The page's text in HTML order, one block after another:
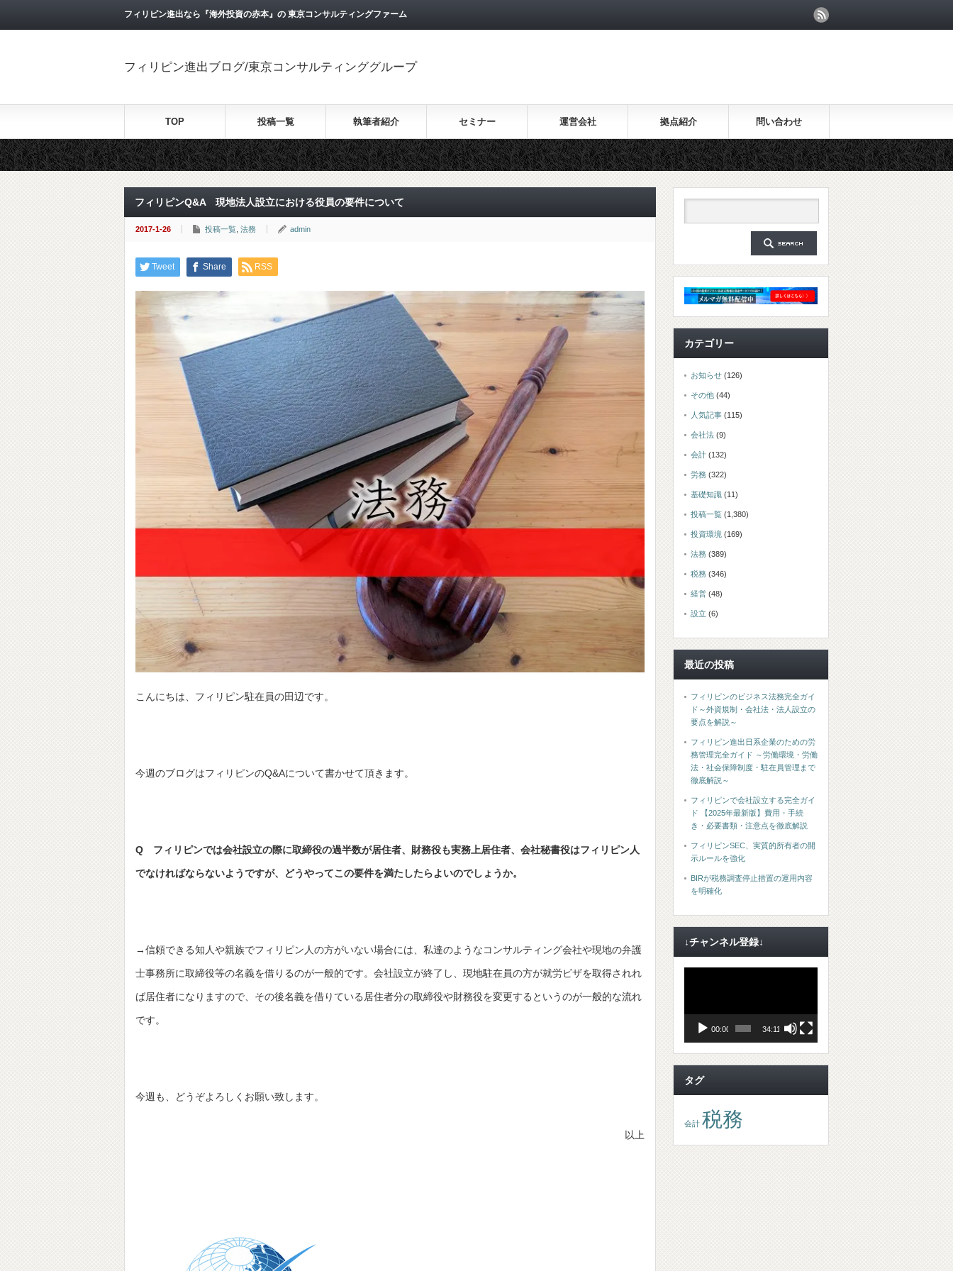
フィリピン進出なら『海外投資の赤本』の 東京コンサルティングファーム
フィリピン進出ブログ/東京コンサルティンググループ
TOP 投稿一覧 執筆者紹介 セミナー 運営会社 拠点紹介 問い合わせ
フィリピンQ&A 現地法人設立における役員の要件について
2017-1-26 投稿一覧 法務 admin
Tweet Share RSS
こんにちは、フィリピン駐在員の田辺です。
今週のブログはフィリピンのQ&Aについて書かせて頂きます。
Q フィリピンでは会社設立の際に取締役の過半数が居住者、財務役も実務上居住者、会社秘書役はフィリピン人
でなければならないようですが、どうやってこの要件を満たしたらよいのでしょうか。
→信頼できる知人や親族でフィリピン人の方がいない場合には、私達のようなコンサルティング会社や現地の弁護
士事務所に取締役等の名義を借りるのが一般的です。会社設立が終了し、現地駐在員の方が就労ビザを取得されれ
ば居住者になりますので、その後名義を借りている居住者分の取締役や財務役を変更するというのが一般的な流れ
です。
今週も、どうぞよろしくお願い致します。
以上
カテゴリー
お知らせ (126)
その他 (44)
人気記事 (115)
会社法 (9)
会計 (132)
労務 (322)
基礎知識 (11)
投稿一覧 (1,380)
投資環境 (169)
法務 (389)
税務 (346)
経営 (48)
設立 (6)
最近の投稿
フィリピンのビジネス法務完全ガイ
ド～外資規制・会社法・法人設立の
要点を解説～
フィリピン進出日系企業のための労
務管理完全ガイド ～労働環境・労働
法・社会保障制度・駐在員管理まで
徹底解説～
フィリピンで会社設立する完全ガイ
ド 【2025年最新版】費用・手続
き・必要書類・注意点を徹底解説
フィリピンSEC、実質的所有者の開
示ルールを強化
BIRが税務調査停止措置の運用内容
を明確化
↓チャンネル登録↓
ー
00:00 34:11
タグ
会計 税務